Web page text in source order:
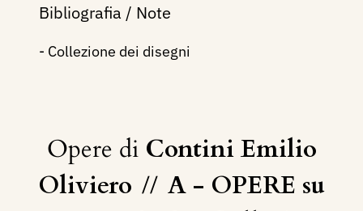
Bibliografia / Note
- Collezione dei disegni
Opere di Contini Emilio
Oliviero // A - OPERE su